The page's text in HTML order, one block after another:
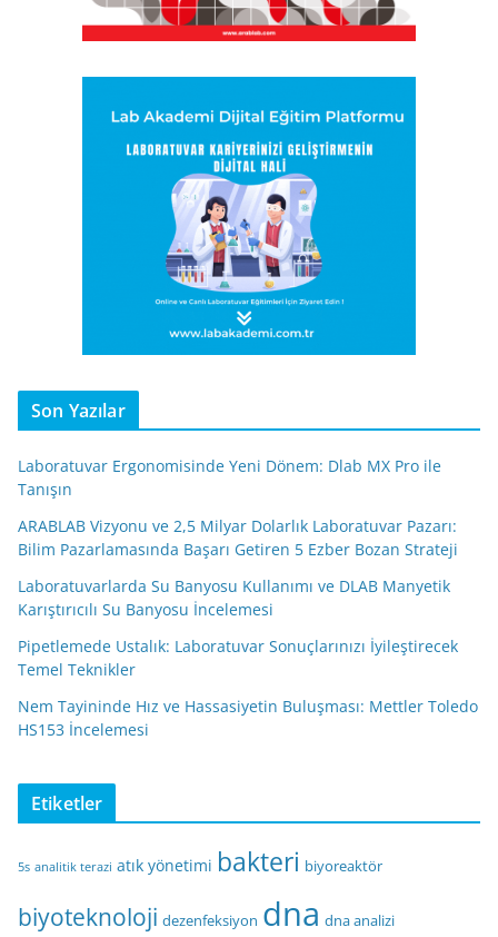
Son Yazılar
Laboratuvar Ergonomisinde Yeni Dönem: Dlab MX Pro ile
Tanışın
ARABLAB Vizyonu ve 2,5 Milyar Dolarlık Laboratuvar Pazarı:
Bilim Pazarlamasında Başarı Getiren 5 Ezber Bozan Strateji
Laboratuvarlarda Su Banyosu Kullanımı ve DLAB Manyetik
Karıştırıcılı Su Banyosu İncelemesi
Pipetlemede Ustalık: Laboratuvar Sonuçlarınızı İyileştirecek
Temel Teknikler
Nem Tayininde Hız ve Hassasiyetin Buluşması: Mettler Toledo
HS153 İncelemesi
Etiketler
5s analitik terazi atık yönetimi bakteri biyoreaktör
biyoteknoloji dezenfeksiyon dna dna analizi